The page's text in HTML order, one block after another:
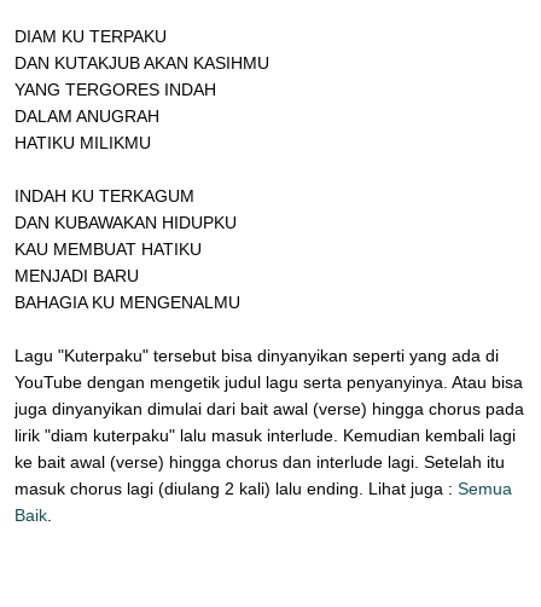
DIAM KU TERPAKU
DAN KUTAKJUB AKAN KASIHMU
YANG TERGORES INDAH
DALAM ANUGRAH
HATIKU MILIKMU
INDAH KU TERKAGUM
DAN KUBAWAKAN HIDUPKU
KAU MEMBUAT HATIKU
MENJADI BARU
BAHAGIA KU MENGENALMU
Lagu "Kuterpaku" tersebut bisa dinyanyikan seperti yang ada di
YouTube dengan mengetik judul lagu serta penyanyinya. Atau bisa
juga dinyanyikan dimulai dari bait awal (verse) hingga chorus pada
lirik "diam kuterpaku" lalu masuk interlude. Kemudian kembali lagi
ke bait awal (verse) hingga chorus dan interlude lagi. Setelah itu
masuk chorus lagi (diulang 2 kali) lalu ending. Lihat juga : Semua
Baik